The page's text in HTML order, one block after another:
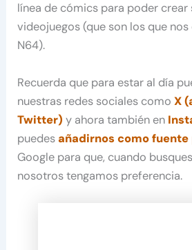
línea de cómics para poder crear
videojuegos (que son los que
N64).
Recuerda que para estar al día
nuestras redes sociales comoX
Twitter) y ahora también en
puedesañadirnos como
Google para que, cuando
nosotros tengamos preferencia.